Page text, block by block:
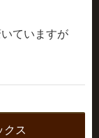
ていますが
クス